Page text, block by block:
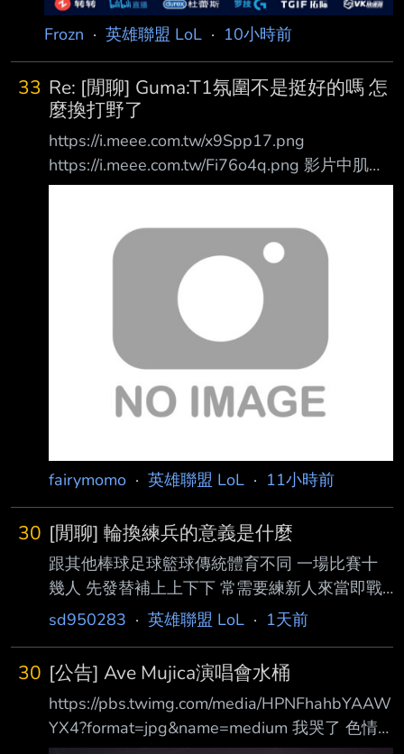
Frozn · 英雄聯盟 LoL · 10小時前
33 Re: [閒聊] Guma:T1氛圍不是挺好的嗎 怎
麼換打野了
https://i.meee.com.tw/x9Spp17.png
https://i.meee.com.tw/Fi76o4q.png 影片中肌肉
對著掃帚一臉猥瑣笑 畫面沒捕捉到的下方 肌肉
在甩暖暖包了 掃帚也用一聲"阿C"回應肌肉的無
禮之舉( 這幾人就一定要有肉體關係就是了吧
:OOOOOOOOOOOO -- 彼建永遠最強！
https://i.imgur.com/XZ6mmMO.png
https://i.imgur.com/yoQqSyR.png --
fairymomo · 英雄聯盟 LoL · 11小時前
30 [閒聊] 輪換練兵的意義是什麼
跟其他棒球足球籃球傳統體育不同 一場比賽十
幾人 先發替補上上下下 常需要練新人來當即戰
力 但LOL的比賽基本上就是五個人選定後就焊死
的 不然替補作用極小 在這種情況練新人還有什
麼特別的用意嗎 討論一下吧 --
sd950283 · 英雄聯盟 LoL · 1天前
30 [公告] Ave Mujica演唱會水桶
https://pbs.twimg.com/media/HPNFhahbYAAW
YX4?format=jpg&name=medium 我哭了 色情